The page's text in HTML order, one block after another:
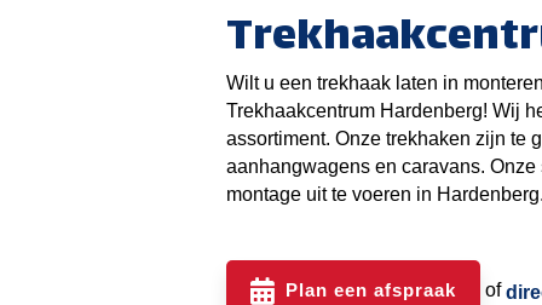
Wilt u een trekhaak laten in
Trekhaakcentrum Hardenberg! Wij
assortiment. Onze trekhaken zijn te
aanhangwagens en caravans.
montage uit te voeren in
Plan een afspraak of